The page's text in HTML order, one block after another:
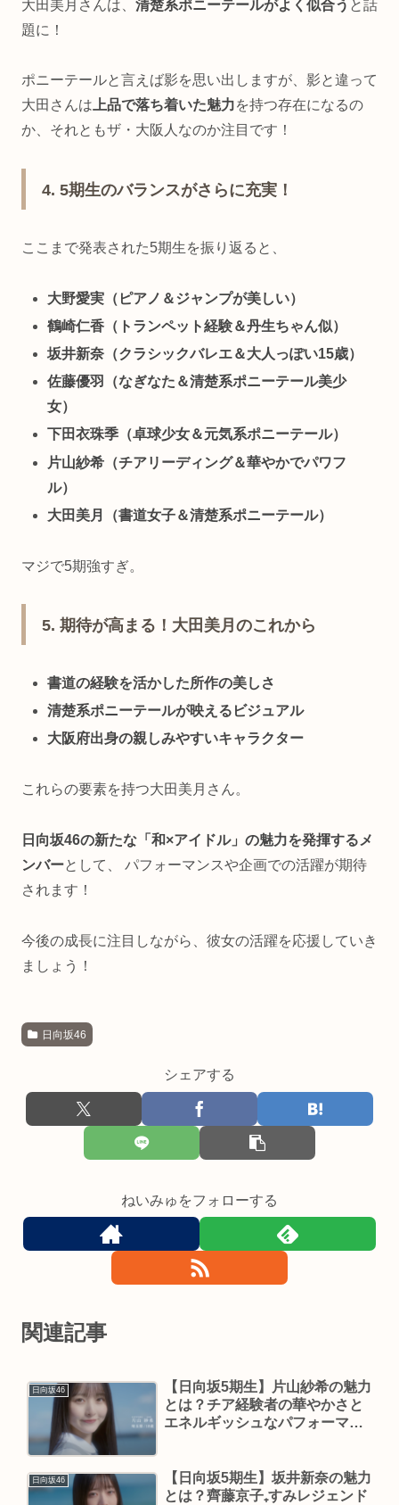
大田美月さんは、 清楚系ポニーテールがよく似合う と話
題に！
ポニーテールと言えば影を思い出しますが、影と違って
大田さんは上品で落ち着いた魅力を持つ存在になるの
か、それともザ・大阪人なのか注目です！
4. 5期生のバランスがさらに充実！
ここまで発表された5期生を振り返ると、
大野愛実（ピアノ＆ジャンプが美しい）
鶴崎仁香（トランペット経験＆丹生ちゃん似）
坂井新奈（クラシックバレエ＆大人っぽい15歳）
佐藤優羽（なぎなた＆清楚系ポニーテール美少
女）
下田衣珠季（卓球少女＆元気系ポニーテール）
片山紗希（チアリーディング＆華やかでパワフ
ル）
大田美月（書道女子＆清楚系ポニーテール）
マジで5期強すぎ。
5. 期待が高まる！大田美月のこれから
書道の経験を活かした所作の美しさ
清楚系ポニーテールが映えるビジュアル
大阪府出身の親しみやすいキャラクター
これらの要素を持つ大田美月さん。
日向坂46の新たな「和×アイドル」の魅力を発揮するメ
ンバーとして、 パフォーマンスや企画での活躍が期待
されます！
今後の成長に注目しながら、彼女の活躍を応援していき
ましょう！
日向坂46
シェアする
ねいみゅをフォローする
関連記事
日向坂46
【日向坂5期生】片山紗希の魅力
とは？チア経験者の華やかさと
エネルギッシュなパフォーマン
日向坂46
【日向坂5期生】坂井新奈の魅力
とは？齊藤京子₊すみレジェンド